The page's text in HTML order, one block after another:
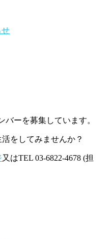
ーを募集しています。
をしてみませんか？
又はTEL 03-6822-4678 (担